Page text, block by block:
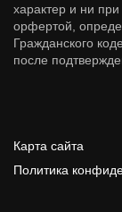
характер и ни
орфертой,
Гражданского
после
Карта сайта
Политика